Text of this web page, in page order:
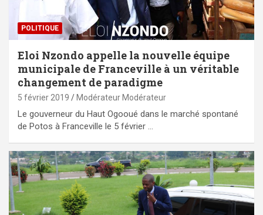
POLITIQUE
Eloi Nzondo appelle la nouvelle équipe
municipale de Franceville à un véritable
changement de paradigme
5 février 2019 Modérateur Modérateur
Le gouverneur du Haut Ogooué dans le marché spontané
de Potos à Franceville le 5 février …